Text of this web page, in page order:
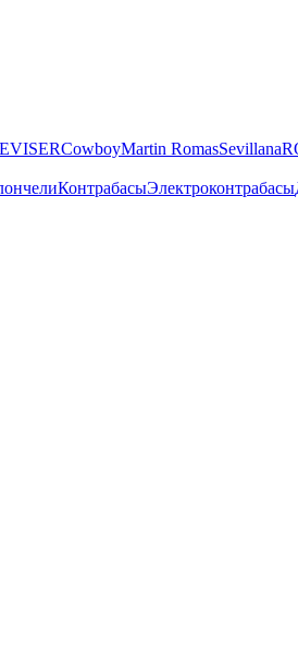
CowboyMartin RomasSevillana
КонтрабасыЭлектроконтрабасы